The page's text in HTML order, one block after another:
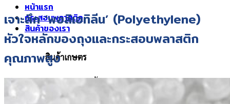
หน้าแรก
กระสอบพลาสติก
สินค้าของเรา
สินค้าเกษตร
กระสอบข้าวสาร
กระสอบข้าวเปลือก
เจาะลึก ‘พอลิเอทิลีน’ (Polyethylene)
หัวใจหลักของถุงและกระสอบพลาสติก
คุณภาพสูง